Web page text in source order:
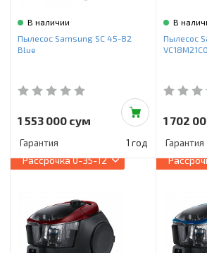
В наличии
Пылесос Samsung SC 45-82
Blue
1 553 000 сум
Гарантия 1 год
В
Пылесос
1 702
Гарантия
Рассрочка0-35-12